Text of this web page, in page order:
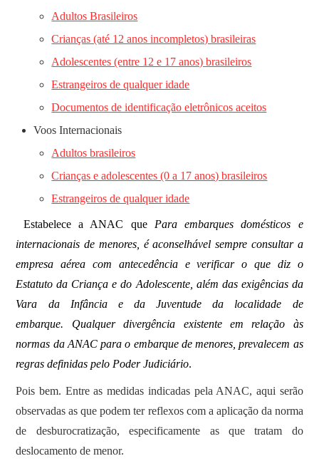
Adultos Brasileiros
Crianças (até 12 anos incompletos) brasileiras
Adolescentes (entre 12 e 17 anos) brasileiros
Estrangeiros de qualquer idade
Documentos de identificação eletrônicos aceitos
Voos Internacionais
Adultos brasileiros
Crianças e adolescentes (0 a 17 anos) brasileiros
Estrangeiros de qualquer idade
Estabelece a ANAC que Para embarques domésticos e
internacionais de menores, é aconselhável sempre consultar a
empresa aérea com antecedência e verificar o que diz o
Estatuto da Criança e do Adolescente, além das exigências da
Vara da Infância e da Juventude da localidade de
embarque. Qualquer divergência existente em relação às
normas da ANAC para o embarque de menores, prevalecem as
regras definidas pelo Poder Judiciário.
Pois bem. Entre as medidas indicadas pela ANAC, aqui serão
observadas as que podem ter reflexos com a aplicação da norma
de desburocratização, especificamente as que tratam do
deslocamento de menor.